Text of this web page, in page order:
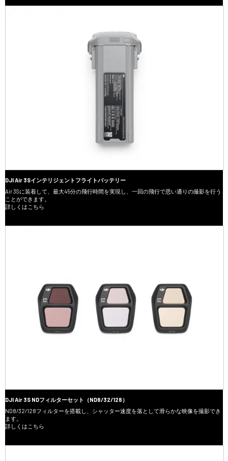
DJI Air 3Sインテリジェントフライトバッテリー
Air 3Sに装着して、最大45分の飛行時間を実現し、一回の飛行で思い通りの撮影を行う
ことができます。
詳しくはこちら
DJI Air 3S NDフィルターセット（ND8/32/128）
ND8/32/128フィルターを搭載し、シャッター速度を落として滑らかな映像を撮影でき
ます。
詳しくはこちら